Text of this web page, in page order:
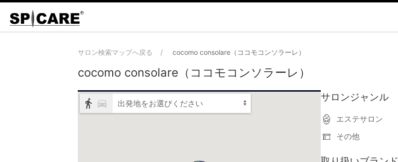
サロン検索マップへ戻る cocomo consolare（ココモコンソラーレ）
cocomo consolare（ココモコンソラーレ）
出発地をお選びください
サロンジャンル
エステサロン
その他